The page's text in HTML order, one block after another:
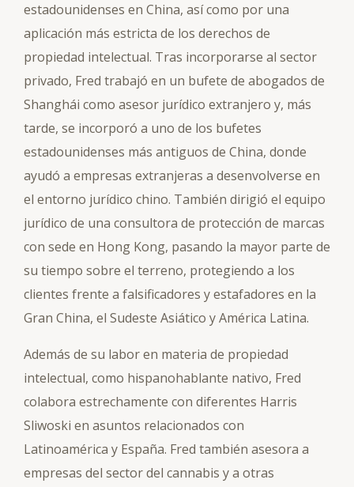
estadounidenses en China, así como por una
aplicación más estricta de los derechos de
propiedad intelectual. Tras incorporarse al sector
privado, Fred trabajó en un bufete de abogados de
Shanghái como asesor jurídico extranjero y, más
tarde, se incorporó a uno de los bufetes
estadounidenses más antiguos de China, donde
ayudó a empresas extranjeras a desenvolverse en
el entorno jurídico chino. También dirigió el equipo
jurídico de una consultora de protección de marcas
con sede en Hong Kong, pasando la mayor parte de
su tiempo sobre el terreno, protegiendo a los
clientes frente a falsificadores y estafadores en la
Gran China, el Sudeste Asiático y América Latina.
Además de su labor en materia de propiedad
intelectual, como hispanohablante nativo, Fred
colabora estrechamente con diferentes Harris
Sliwoski en asuntos relacionados con
Latinoamérica y España. Fred también asesora a
empresas del sector del cannabis y a otras